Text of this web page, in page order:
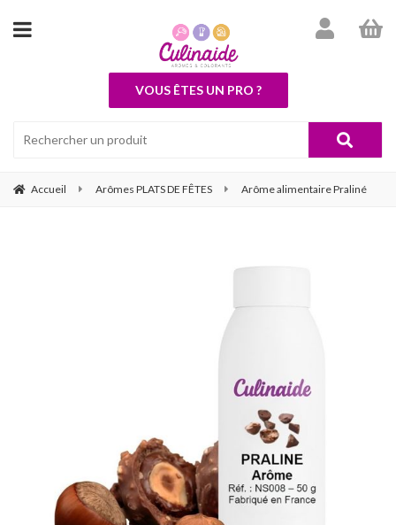
VOUS ÊTES UN PRO ?
Accueil Arômes PLATS DE FÊTES Arôme alimentaire Praliné